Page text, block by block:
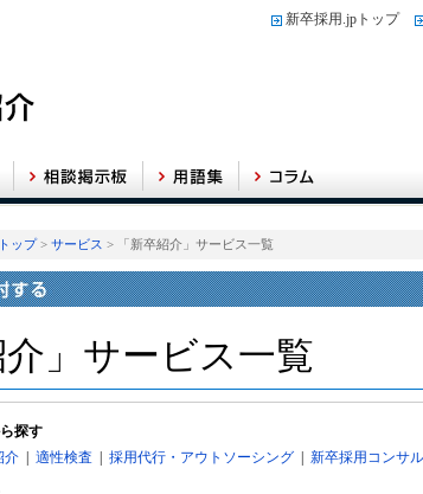
新卒採用.jpトップ
ップ> サービス > 「新卒紹介」サービス一覧
介」サービス一覧
探す
介 適性検査 採用代行・アウトソーシング 新卒採用コンサ